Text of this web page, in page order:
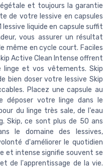
et toujours la garantie
de votre lessive en capsules
liquide en capsule suffit
vous assurer un résultat
même en cycle court. Faciles
Active Clean Intense offrent
et vos vêtements. Skip
bien doser votre lessive Skip
Placez une capsule au
déposer votre linge dans le
du linge très sale, de l'eau
Skip, ce sont plus de 50 ans
le domaine des lessives,
d'améliorer le quotidien
et intense signifie souvent se
de l'apprentissage de la vie.